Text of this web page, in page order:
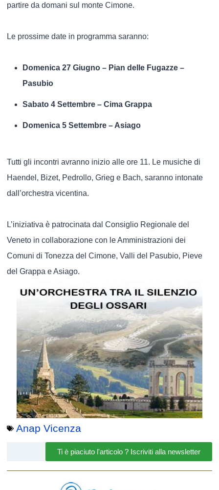
partire da domani sul monte Cimone.
Le prossime date in programma saranno:
Domenica 27 Giugno – Pian delle Fugazze –
Pasubio
Sabato 4 Settembre – Cima Grappa
Domenica 5 Settembre – Asiago
Tutti gli incontri avranno inizio alle ore 11. Le musiche di
Haendel, Bizet, Pedrollo, Grieg e Bach, saranno intonate
dall’orchestra vicentina.
L’iniziativa è patrocinata dal Consiglio Regionale del
Veneto in collaborazione con le Amministrazioni dei
Comuni di Tonezza del Cimone, Valli del Pasubio, Pieve
del Grappa e Asiago.
Anap Vicenza
Ti è piaciuto l'articolo ? Iscriviti alla newsletter